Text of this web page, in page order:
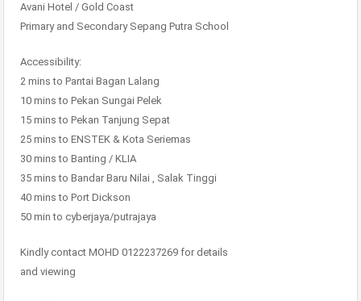
Avani Hotel / Gold Coast
Primary and Secondary Sepang Putra School
Accessibility:
2 mins to Pantai Bagan Lalang
10 mins to Pekan Sungai Pelek
15 mins to Pekan Tanjung Sepat
25 mins to ENSTEK & Kota Seriemas
30 mins to Banting / KLIA
35 mins to Bandar Baru Nilai , Salak Tinggi
40 mins to Port Dickson
50 min to cyberjaya/putrajaya
Kindly contact MOHD 0122237269 for details
and viewing